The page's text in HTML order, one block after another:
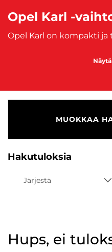
Opel Karl -
MUOKKAA
Hakutuloksia
Järjestä
Hups, ei